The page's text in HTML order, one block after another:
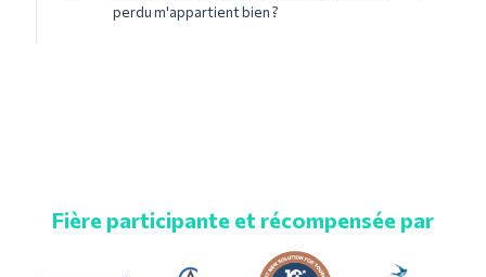
perdu m'appartient bien ?
Fière participante et récompensée par